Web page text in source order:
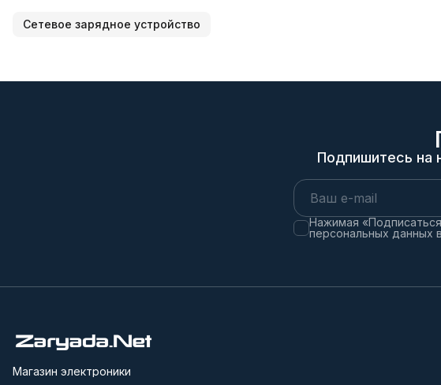
Сетевое зарядное устройство
Подпишитесь на
Нажимая
персональных данных
Магазин электроники